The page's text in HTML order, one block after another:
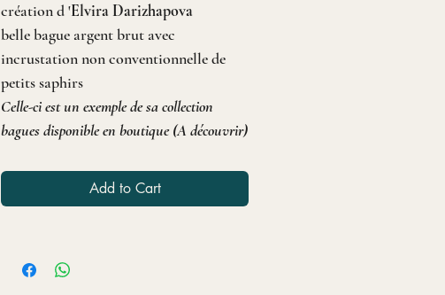
création d 'Elvira Darizhapova
belle bague argent brut avec
incrustation non conventionnelle de
petits saphirs
Celle-ci est un exemple de sa collection
bagues disponible en boutique (A découvrir)
Add to Cart